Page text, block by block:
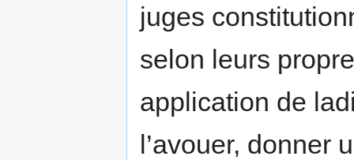
juges
selon leurs
application de
l’avouer, donner